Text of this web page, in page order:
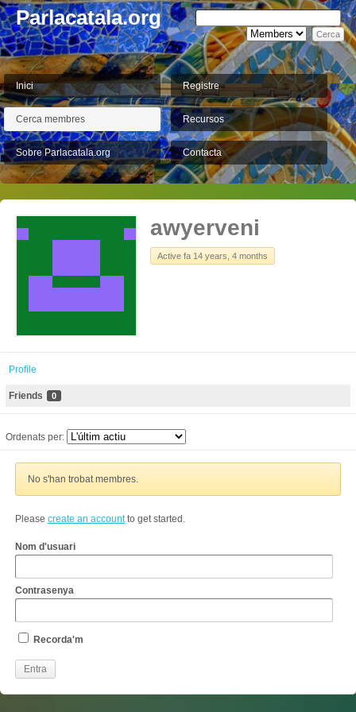
Parlacatala.org
Inici Registre
Cerca membres Recursos
Sobre Parlacatala.org Contacta
awyerveni
Active fa 14 years, 4 months
Profile
Friends 0
Ordenats per:
No s'han trobat membres.
Please create an accountto get started.
Nom d'usuari
Contrasenya
Recorda'm